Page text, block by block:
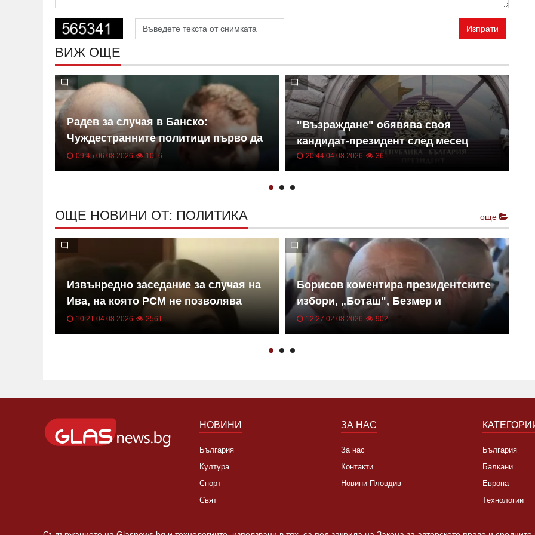
Изпрати
ВИЖ ОЩЕ
Радев за случая в Банско:
Чуждестранните политици първо да
се запознаят с фактите
09:45 06.08.2026 1016
"Възраждане" обявява своя
кандидат-президент след месец
20:44 04.08.2026 361
ОЩЕ НОВИНИ ОТ: ПОЛИТИКА още
Извънредно заседание за случая на
Ива, на която РСМ не позволява
лечение в България
10:21 04.08.2026 2561
Борисов коментира президентските
избори, „Боташ", Безмер и
„Райнметал"
12:27 02.08.2026 902
НОВИНИ
България
Култура
Спорт
Свят
ЗА НАС
За нас
Контакти
Новини Пловдив
България
Балкани
Европа
Технологии